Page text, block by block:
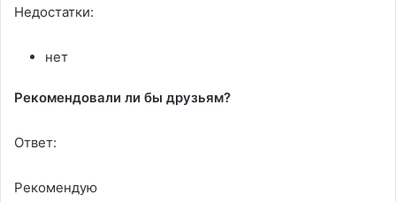
Недостатки:
нет
Рекомендовали ли бы друзьям?
Ответ:
Рекомендую